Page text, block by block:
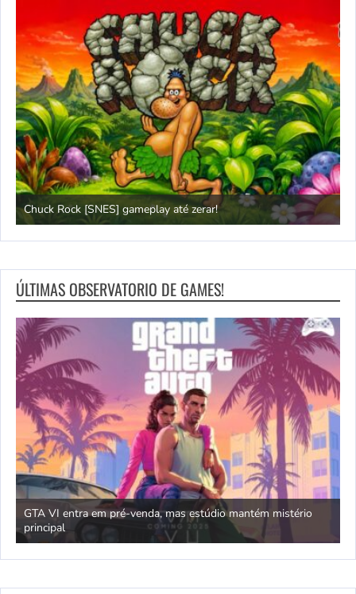
Chuck Rock [SNES] gameplay até zerar!
ÚLTIMAS OBSERVATORIO DE GAMES!
GTA VI entra em pré-venda, mas estúdio mantém mistério
principal